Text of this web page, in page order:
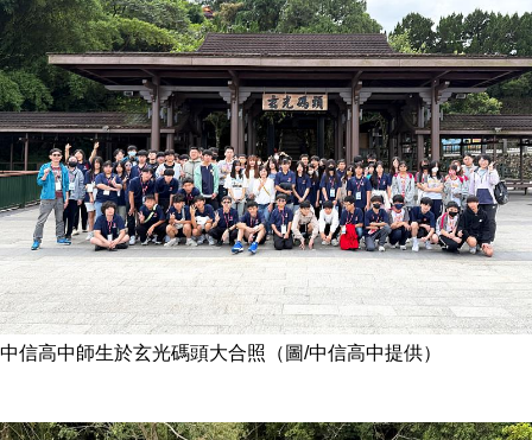
中信高中師生於玄光碼頭大合照（圖/中信高中提供）